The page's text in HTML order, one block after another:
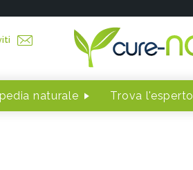
naturale Trova l'esperto